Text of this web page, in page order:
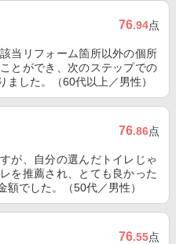
76.94点
当リフォーム箇所以外の個所
とができ、次のステップでの
ました。（60代以上／男性）
76.86点
が、自分の選んだトイレじゃ
を推薦され、とても良かった
でした。（50代／男性）
76.55点